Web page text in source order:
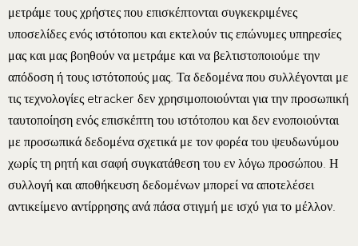
μετράμε τους χρήστες που επισκέπτονται συγκεκριμένες
υποσελίδες ενός ιστότοπου και εκτελούν τις επώνυμες υπηρεσίες
μας και μας βοηθούν να μετράμε και να βελτιστοποιούμε την
απόδοση ή τους ιστότοπούς μας. Τα δεδομένα που συλλέγονται με
τις τεχνολογίες etracker δεν χρησιμοποιούνται για την προσωπική
ταυτοποίηση ενός επισκέπτη του ιστότοπου και δεν ενοποιούνται
με προσωπικά δεδομένα σχετικά με τον φορέα του ψευδωνύμου
χωρίς τη ρητή και σαφή συγκατάθεση του εν λόγω προσώπου. Η
συλλογή και αποθήκευση δεδομένων μπορεί να αποτελέσει
αντικείμενο αντίρρησης ανά πάσα στιγμή με ισχύ για το μέλλον.